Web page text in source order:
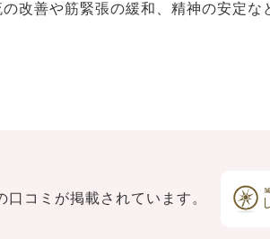
改善や筋緊張の緩和、精神の安定な
口コミが掲載されています。